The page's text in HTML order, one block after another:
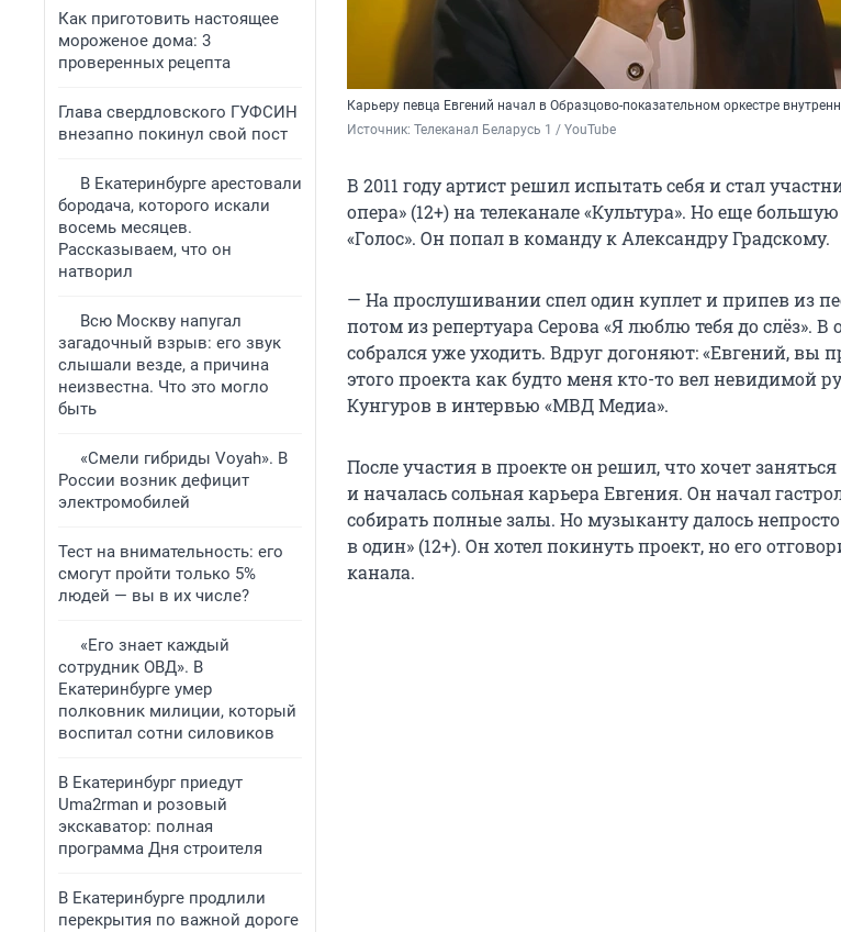
Как приготовить настоящее
мороженое дома: 3
проверенных рецепта
Глава свердловского ГУФСИН
внезапно покинул свой пост
В Екатеринбурге арестовали
бородача, которого искали
восемь месяцев.
Рассказываем, что он
натворил
Всю Москву напугал
загадочный взрыв: его звук
слышали везде, а причина
неизвестна. Что это могло
быть
«Смели гибриды Voyah». В
России возник дефицит
электромобилей
Тест на внимательность: его
смогут пройти только 5%
людей — вы в их числе?
«Его знает каждый
сотрудник ОВД». В
Екатеринбурге умер
полковник милиции, который
воспитал сотни силовиков
В Екатеринбург приедут
Uma2rman и розовый
экскаватор: полная
программа Дня строителя
В Екатеринбурге продлили
перекрытия по важной дороге
Карьеру певца Евгений начал в Образцово-показательном оркестре
Источник: Телеканал Беларусь 1 / YouTube
В 2011 году артист решил испытать себя и стал
опера» (12+) на телеканале «Культура». Но еще
«Голос». Он попал в команду к Александру Градскому.
— На прослушивании спел один куплет и припев из
потом из репертуара Серова «Я люблю тебя до слёз».
собрался уже уходить. Вдруг догоняют: «Евгений, вы
этого проекта как будто меня кто-то вел невидимой
Кунгуров в интервью «МВД Медиа».
После участия в проекте он решил, что хочет
и началась сольная карьера Евгения. Он начал
собирать полные залы. Но музыканту далось
в один» (12+). Он хотел покинуть проект, но его
канала.